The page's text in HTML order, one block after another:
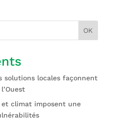
OK
solutions locales façonnent
et climat imposent une